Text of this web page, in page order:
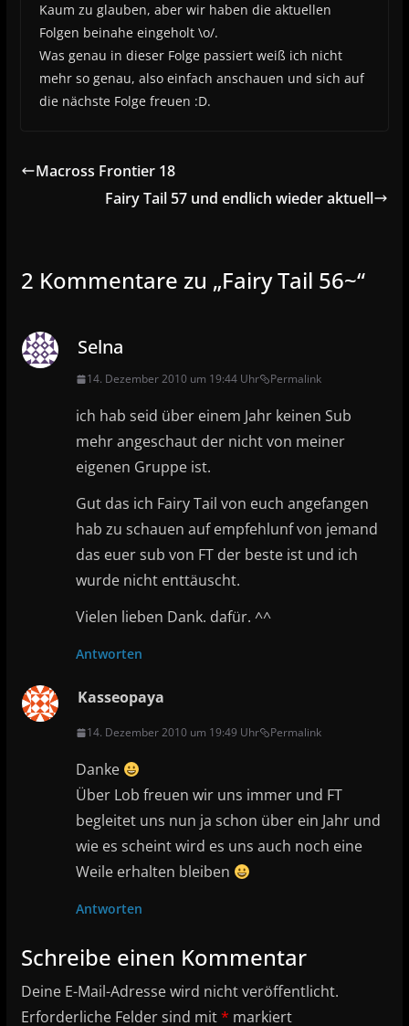
Kaum zu glauben, aber wir haben die aktuellen
Folgen beinahe eingeholt \o/.
Was genau in dieser Folge passiert weiß ich nicht
mehr so genau, also einfach anschauen und sich auf
die nächste Folge freuen :D.
Macross Frontier 18
Fairy Tail 57 und endlich wieder aktuell
2 Kommentare zu „Fairy Tail 56~“
Selna
14. Dezember 2010 um 19:44 Uhr Permalink
ich hab seid über einem Jahr keinen Sub
mehr angeschaut der nicht von meiner
eigenen Gruppe ist.
Gut das ich Fairy Tail von euch angefangen
hab zu schauen auf empfehlunf von jemand
das euer sub von FT der beste ist und ich
wurde nicht enttäuscht.
Vielen lieben Dank. dafür. ^^
Antworten
Kasseopaya
14. Dezember 2010 um 19:49 Uhr Permalink
Danke
Über Lob freuen wir uns immer und FT
begleitet uns nun ja schon über ein Jahr und
wie es scheint wird es uns auch noch eine
Weile erhalten bleiben
Antworten
Schreibe einen Kommentar
Deine E-Mail-Adresse wird nicht veröffentlicht.
Erforderliche Felder sind mit* markiert